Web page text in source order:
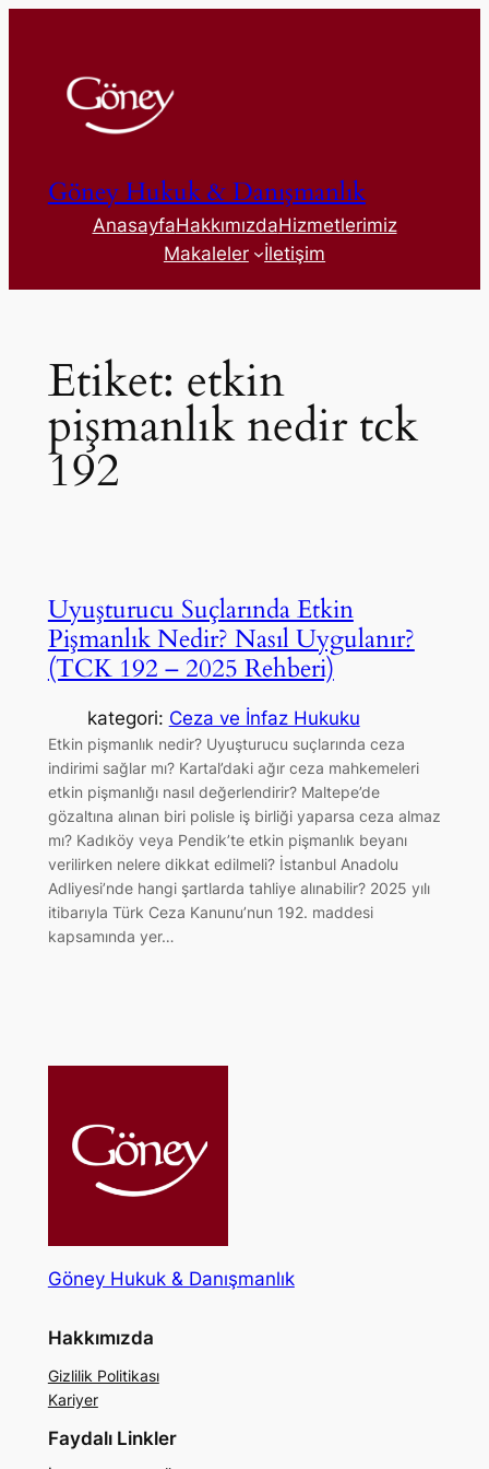
Göney Hukuk & Danışmanlık
AnasayfaHakkımızdaHizmetlerimiz
Makaleler
İletişim
Etiket: etkin
pişmanlık nedir tck
192
Uyuşturucu Suçlarında Etkin
Pişmanlık Nedir? Nasıl Uygulanır?
(TCK 192 – 2025 Rehberi)
kategori: Ceza ve İnfaz Hukuku
Etkin pişmanlık nedir? Uyuşturucu suçlarında ceza
indirimi sağlar mı? Kartal’daki ağır ceza mahkemeleri
etkin pişmanlığı nasıl değerlendirir? Maltepe’de
gözaltına alınan biri polisle iş birliği yaparsa ceza almaz
mı? Kadıköy veya Pendik’te etkin pişmanlık beyanı
verilirken nelere dikkat edilmeli? İstanbul Anadolu
Adliyesi’nde hangi şartlarda tahliye alınabilir? 2025 yılı
itibarıyla Türk Ceza Kanunu’nun 192. maddesi
kapsamında yer…
Göney Hukuk & Danışmanlık
Hakkımızda
Gizlilik Politikası
Kariyer
Faydalı Linkler